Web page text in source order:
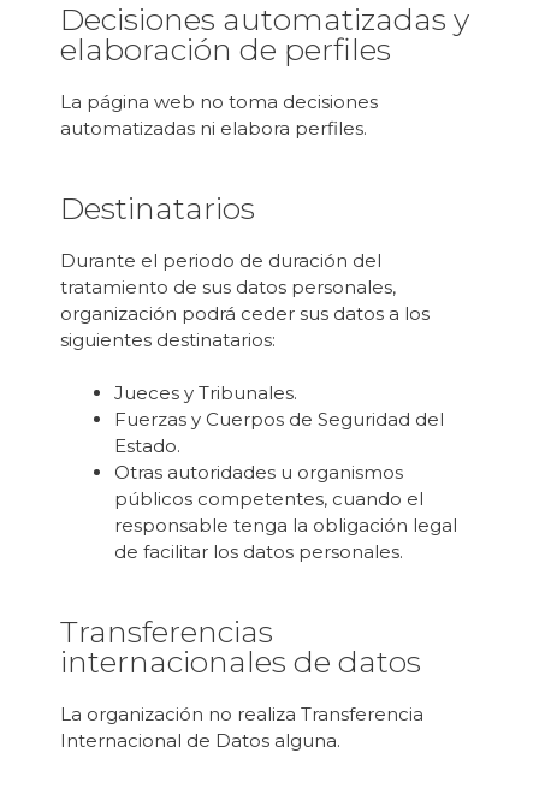
Decisiones automatizadas y
elaboración de perfiles
La página web no toma decisiones
automatizadas ni elabora perfiles.
Destinatarios
Durante el periodo de duración del
tratamiento de sus datos personales,
organización podrá ceder sus datos a los
siguientes destinatarios:
Jueces y Tribunales.
Fuerzas y Cuerpos de Seguridad del
Estado.
Otras autoridades u organismos
públicos competentes, cuando el
responsable tenga la obligación legal
de facilitar los datos personales.
Transferencias
internacionales de datos
La organización no realiza Transferencia
Internacional de Datos alguna.